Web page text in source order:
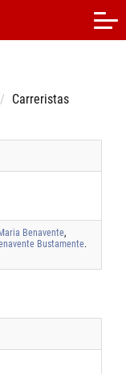
Carreristas
Benavente,
Bustamente.